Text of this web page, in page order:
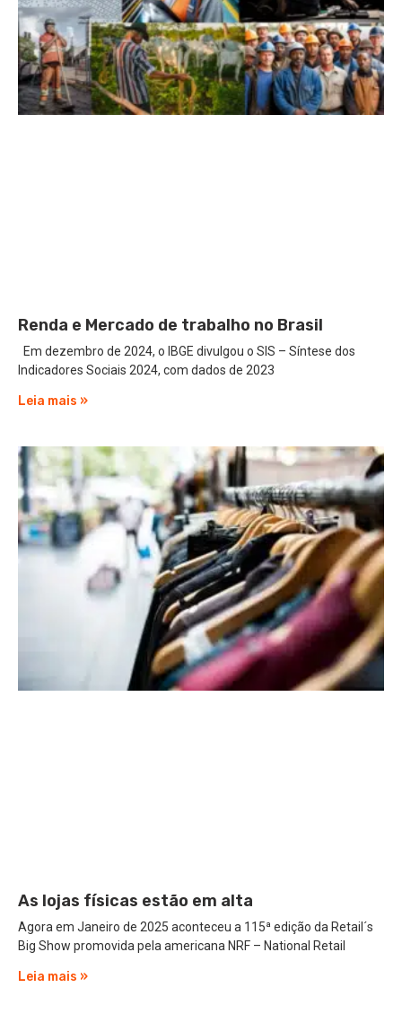
Renda e Mercado de trabalho no Brasil
Em dezembro de 2024, o IBGE divulgou o SIS – Síntese dos
Indicadores Sociais 2024, com dados de 2023
Leia mais »
As lojas físicas estão em alta
Agora em Janeiro de 2025 aconteceu a 115ª edição da Retail´s
Big Show promovida pela americana NRF – National Retail
Leia mais »